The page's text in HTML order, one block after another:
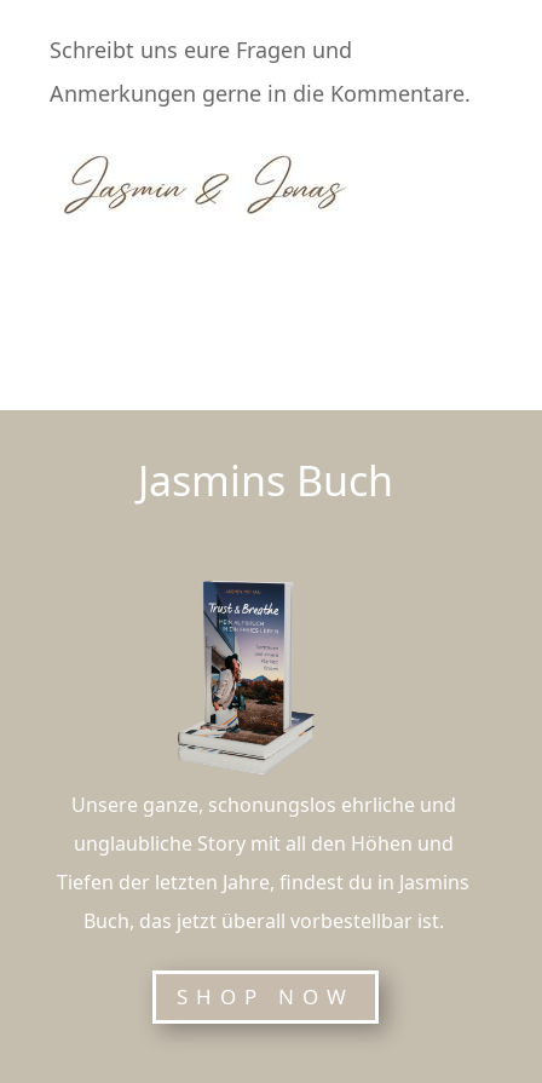
Schreibt uns eure Fragen und
Anmerkungen gerne in die Kommentare.
Jasmins Buch
Unsere ganze, schonungslos ehrliche und
unglaubliche Story mit all den Höhen und
Tiefen der letzten Jahre, findest du in Jasmins
Buch, das jetzt überall vorbestellbar ist.
SHOP NOW